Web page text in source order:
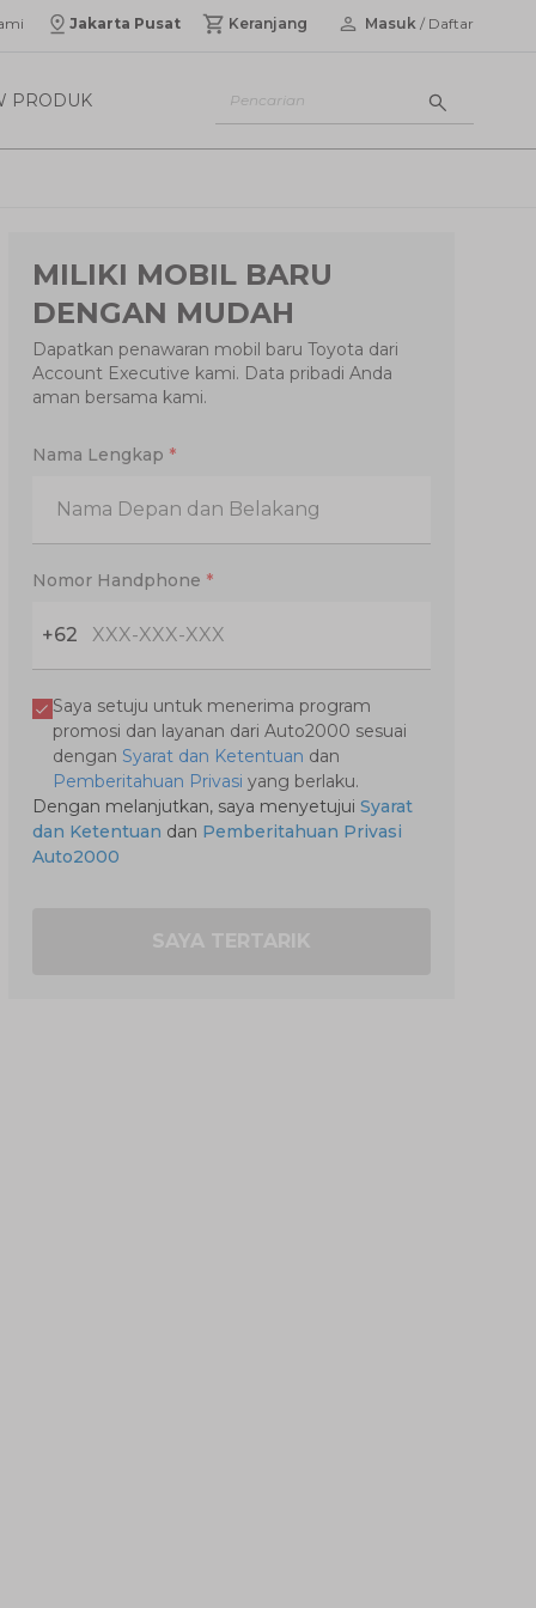
Jakarta Pusat Keranjang Masuk / Daftar
PRODUK
MILIKI MOBIL BARU
DENGAN MUDAH
Dapatkan penawaran mobil baru Toyota dari
Account Executive kami. Data pribadi Anda
aman bersama kami.
Nama Lengkap *
Nomor Handphone *
+62
Saya setuju untuk menerima program
promosi dan layanan dari Auto2000 sesuai
dengan Syarat dan Ketentuan dan
Pemberitahuan Privasi yang berlaku.
Dengan melanjutkan, saya menyetujui Syarat
dan Ketentuan dan Pemberitahuan Privasi
Auto2000